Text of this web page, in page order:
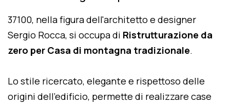
37100, nella figura dell'architetto e designer
Sergio Rocca, si occupa di Ristrutturazione da
zero per Casa di montagna tradizionale.
Lo stile ricercato, elegante e rispettoso delle
origini dell'edificio, permette di realizzare case